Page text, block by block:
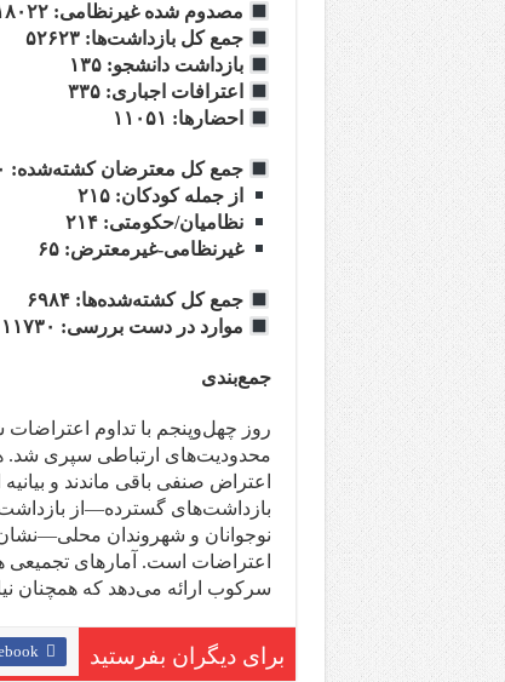
مصدوم شده غیرنظامی: ۱۸۰۲۲
جمع کل بازداشت‌ها: ۵۲۶۲۳
بازداشت دانشجو: ۱۳۵
اعترافات اجباری: ۳۳۵
احضارها: ۱۱۰۵۱
جمع کل معترضان کشته‌شده: ۶۴۹۰
از جمله کودکان: ۲۱۵
نظامیان/حکومتی: ۲۱۴
غیرنظامی-غیرمعترض: ۶۵
جمع کل کشته‌شده‌ها: ۶۹۸۴
موارد در دست بررسی: ۱۱۷۳۰
جمع‌بندی
محدودیت‌های ارتباطی سپری شد.
اعتراض صنفی باقی ماندند و
بازداشت‌های گسترده—از
نوجوانان و شهروندان
اعتراضات است. آمارهای تجمیعی
سرکوب ارائه می‌دهد که همچنان
برای دیگران بفرستید